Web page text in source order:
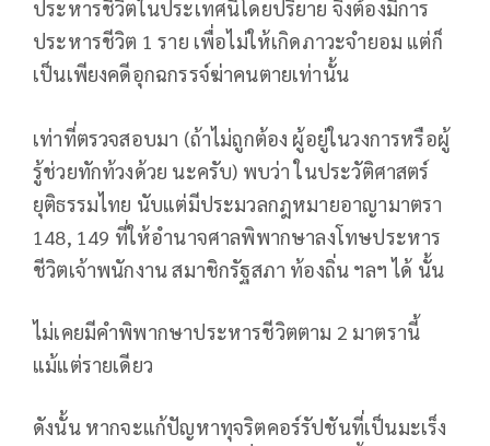
ประหารชีวิตในประเทศนี้โดยปริยาย จึงต้องมีการ
ประหารชีวิต 1 ราย เพื่อไม่ให้เกิดภาวะจำยอม แต่ก็
เป็นเพียงคดีอุกฉกรรจ์ฆ่าคนตายเท่านั้น
เท่าที่ตรวจสอบมา (ถ้าไม่ถูกต้อง ผู้อยู่ในวงการหรือผู้
รู้ช่วยทักท้วงด้วย นะครับ) พบว่า ในประวัติศาสตร์
ยุติธรรมไทย นับแต่มีประมวลกฎหมายอาญามาตรา
148, 149 ที่ให้อำนาจศาลพิพากษาลงโทษประหาร
ชีวิตเจ้าพนักงาน สมาชิกรัฐสภา ท้องถิ่น ฯลฯ ได้ นั้น
ไม่เคยมีคำพิพากษาประหารชีวิตตาม 2 มาตรานี้
แม้แต่รายเดียว
ดังนั้น หากจะแก้ปัญหาทุจริตคอร์รัปชันที่เป็นมะเร็ง